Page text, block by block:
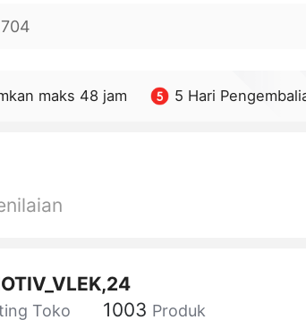
maks 48 jam 5 Hari
Toko 1003 Produk